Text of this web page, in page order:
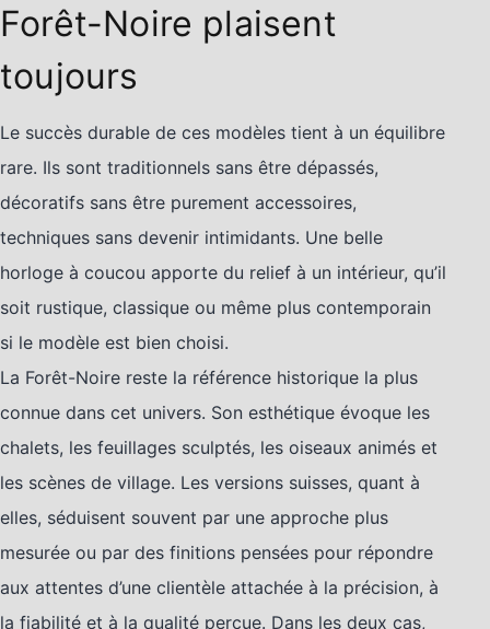
Forêt-Noire plaisent
toujours
Le succès durable de ces modèles tient à un équilibre
rare. Ils sont traditionnels sans être dépassés,
décoratifs sans être purement accessoires,
techniques sans devenir intimidants. Une belle
horloge à coucou apporte du relief à un intérieur, qu’il
soit rustique, classique ou même plus contemporain
si le modèle est bien choisi.
La Forêt-Noire reste la référence historique la plus
connue dans cet univers. Son esthétique évoque les
chalets, les feuillages sculptés, les oiseaux animés et
les scènes de village. Les versions suisses, quant à
elles, séduisent souvent par une approche plus
mesurée ou par des finitions pensées pour répondre
aux attentes d’une clientèle attachée à la précision, à
la fiabilité et à la qualité perçue. Dans les deux cas,